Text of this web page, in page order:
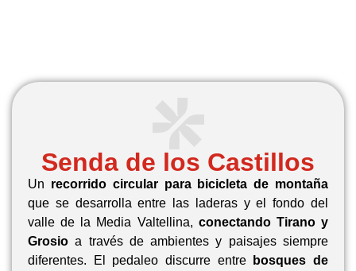
Senda de los Castillos
Un recorrido circular para bicicleta de montaña
que se desarrolla entre las laderas y el fondo del
valle de la Media Valtellina, conectando Tirano y
Grosio a través de ambientes y paisajes siempre
diferentes. El pedaleo discurre entre
bosques de